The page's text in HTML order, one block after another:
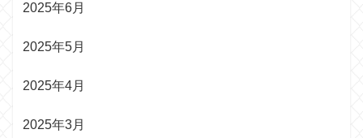
2025年6月
2025年5月
2025年4月
2025年3月